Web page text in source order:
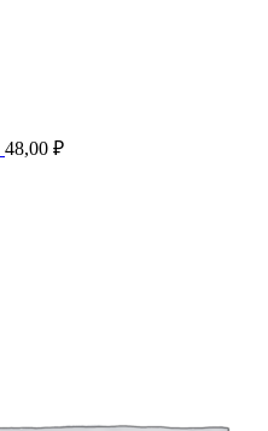
48,00 ₽